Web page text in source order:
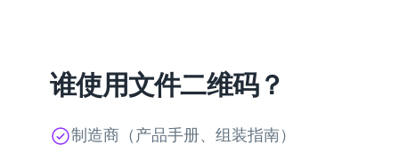
谁使用文件二维码？
制造商（产品手册、组装指南）